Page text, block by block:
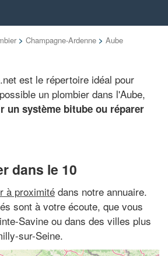
> Champagne-Ardenne > Aube
est le répertoire idéal pour
un plombier dans l'Aube,
un système bitube ou réparer
dans le 10
à proximitédans notre annuaire.
sont à votre écoute, que vous
Savine ou dans des villes plus
sur-Seine.